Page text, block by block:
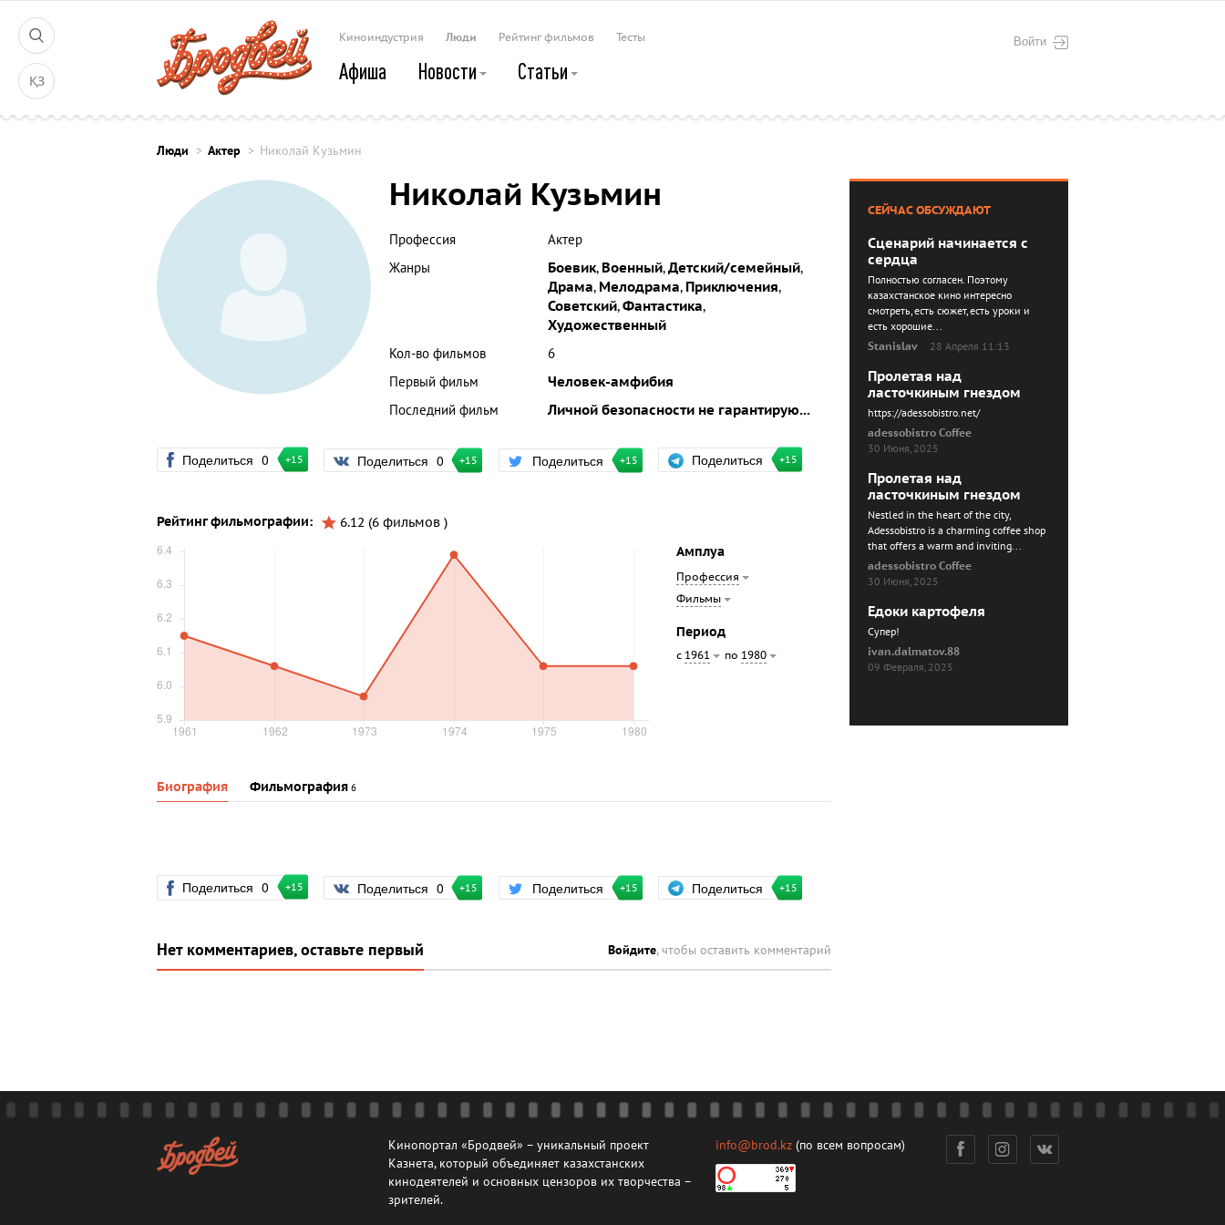
ҚЗ
Войти
Киноиндустрия Люди Рейтинг фильмов Тесты
Афиша Новости Статьи
Люди Актер Николай Кузьмин
Николай Кузьмин
Профессия
Актер
Жанры
Боевик, Военный,Детский/семейный,
Драма, Мелодрама, Приключения,
Советский,Фантастика,
Художественный
Кол-во фильмов
6
Первый фильм
Человек-амфибия
Последний фильм
Личной безопасности не гарантирую...
Поделиться 0 +15 Поделиться 0 +15 Поделиться +15 Поделиться +15
Рейтинг фильмографии:
6.12 (6 фильмов )
Амплуа
Профессия
Фильмы
Период
с 1961 по 1980
Биография Фильмография 6
Поделиться 0 +15 Поделиться 0 +15 Поделиться +15 Поделиться +15
Нет комментариев, оставьте первый Войдите, чтобы оставить комментарий
СЕЙЧАС ОБСУЖДАЮТ
Сценарий начинается с
сердца
Полностью согласен. Поэтому
казахстанское кино интересно
смотреть, есть сюжет, есть уроки и
есть хорошие...
Stanislav
28 Апреля 11:13
Пролетая над
ласточкиным гнездом
https://adessobistro.net/
adessobistro Coffee
30 Июня, 2025
Пролетая над
ласточкиным гнездом
Nestled in the heart of the city,
Adessobistro is a charming coffee shop
that offers a warm and inviting...
adessobistro Coffee
30 Июня, 2025
Едоки картофеля
Cупер!
ivan.dalmatov.88
09 Февраля, 2025
Кинопортал «Бродвей» – уникальный проект
Казнета, который объединяет казахстанских
кинодеятелей и основных цензоров их творчества –
зрителей.
info@brod.kz (по всем вопросам)